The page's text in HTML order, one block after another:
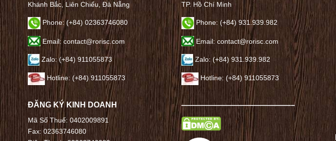
Khánh Bắc, Liên Chiểu, Đà Nẵng
Phone: (+84) 02363746080
Email: contact@rorisc.com
Zalo: (+84) 911055873
Hotline: (+84) 911055873
ĐĂNG KÝ KINH DOANH
Mã Số Thuế: 0402009891
Fax: 02363746080
TP. Hồ Chí Minh
Phone: (+84) 931.939.982
Email: contact@rorisc.com
Zalo: (+84) 931.939.982
Hotline: (+84) 911055873
——————————————–